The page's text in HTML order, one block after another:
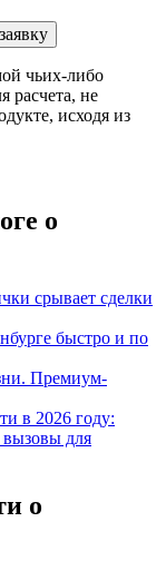
чьих-либо
расчета, не
исходя из
о
срывает сделки
быстро и по
Премиум-
в 2026 году:
для
о